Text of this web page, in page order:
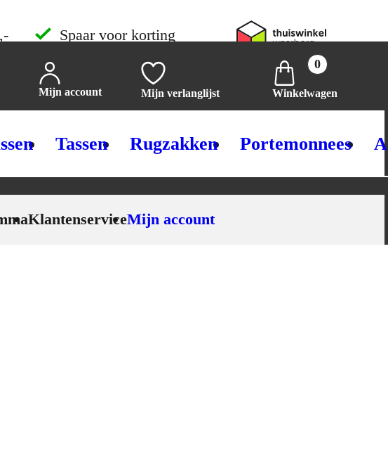
Spaar voor korting
Tassen Rugzakken Portemonnees
KlantenserviceMijn account
Mijn account
0
Winkelwagen
Mijn verlanglijst